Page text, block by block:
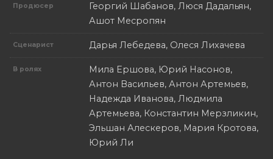
Продюсер
Георгий Шабанов, Люся Дадальян,
Ашот Месропян
Сценарист Дарья Лебедева, Олеся Лихачева
В ролях
Мила Ершова, Юрий Насонов,
Антон Васильев, Антон Артемьев,
Надежда Иванова, Людмила
Артемьева, Константин Мерзликин,
Эльшан Алескеров, Мария Кротова,
Юрий Ли